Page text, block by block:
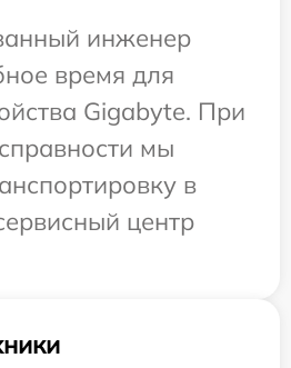
инженер
время для
Gigabyte. При
мы
в
центр